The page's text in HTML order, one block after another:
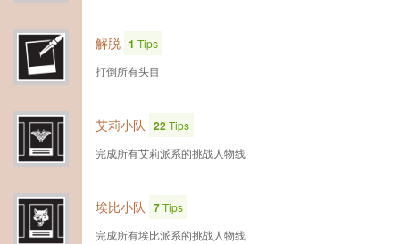
解脱 1 Tips
打倒所有头目
艾莉小队 22Tips
完成所有艾莉派系的挑战人物线
埃比小队 7Tips
完成所有埃比派系的挑战人物线